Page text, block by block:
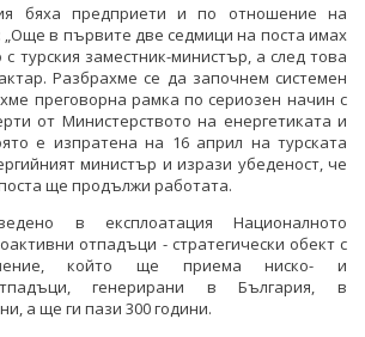
бяха предприети и по отношение на
„Още в първите две седмици на поста имах
турския заместник-министър, а след това
Разбрахме се да започнем системен
преговорна рамка по сериозен начин с
от Министерството на енергетиката и
е изпратена на 16 април на турската
министър и изрази убеденост, че
ще продължи работата.
в експлоатация Националното
отпадъци - стратегически обект с
който ще приема ниско- и
генерирани в България, в
а ще ги пази 300 години.